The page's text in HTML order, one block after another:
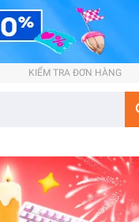
KIỂM TRA ĐƠN HÀNG